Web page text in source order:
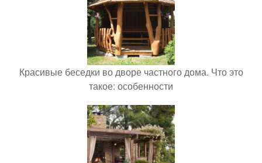
Красивые беседки во дворе частного дома. Что это
такое: особенности